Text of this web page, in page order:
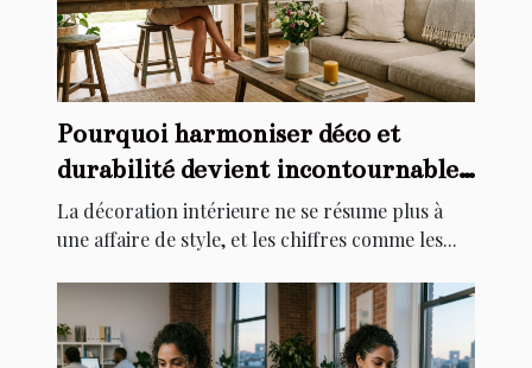
Pourquoi harmoniser déco et
durabilité devient incontournable
chez soi
La décoration intérieure ne se résume plus à
une affaire de style, et les chiffres comme les...